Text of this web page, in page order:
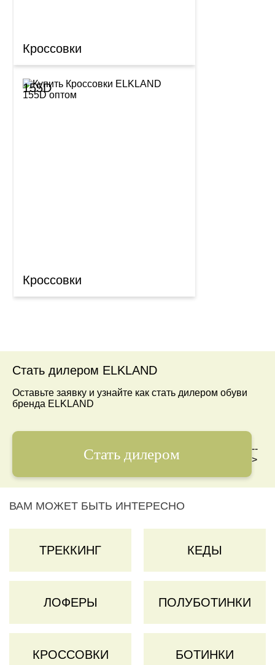
Кроссовки
155D
Кроссовки
Стать дилером ELKLAND
Оставьте заявку и узнайте как стать дилером обуви
бренда ELKLAND
Стать дилером
--
>
ВАМ МОЖЕТ БЫТЬ ИНТЕРЕСНО
ТРЕККИНГ КЕДЫ
ЛОФЕРЫ ПОЛУБОТИНКИ
КРОССОВКИ БОТИНКИ